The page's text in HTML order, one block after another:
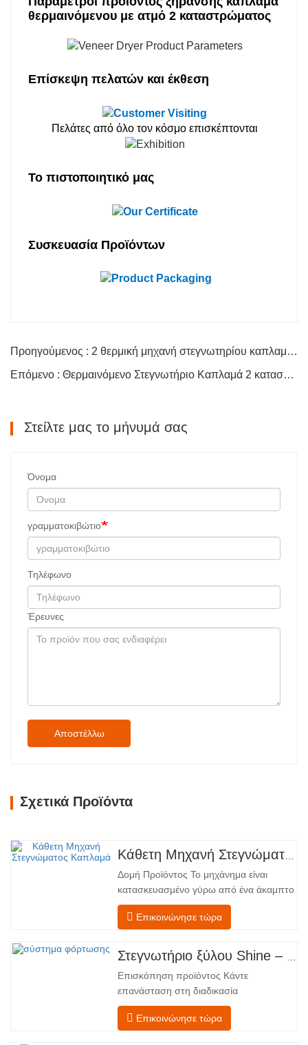
θερμαινόμενου με ατμό 2 καταστρώματος
Επίσκεψη πελατών και έκθεση
Πελάτες από όλο τον κόσμο επισκέπτονται
Το πιστοποιητικό μας
Συσκευασία Προϊόντων
Προηγούμενος : 2 θερμική μηχανή στεγνωτηρίου καπλαμά θερμού πετρελαίου καταστρώματος
Επόμενο : Θερμαινόμενο Στεγνωτήριο Καπλαμά 2 καταστρωμάτων
Στείλτε μας το μήνυμά σας
Όνομα
γραμματοκιβώτιο
Τηλέφωνο
Έρευνες
Αποστέλλω
Σχετικά Προϊόντα
Κάθετη Μηχανή Στεγνώματος Καπλαμά
Δομή Προϊόντος Το μηχάνημα είναι
κατασκευασμένο γύρω από ένα άκαμπτο
χαλύβδινο πλαίσιο που υποστηρίζει
τέσσερις ενσωματωμένες λειτουργικές
από την τροφοδοσία έως την
εκφόρτωση. Τμήμα Τροφοδοσίας –
Εξοπλισμένο με έναν μεταφορέα
τροφοδοσίας και έναν μηχανισμό…
Επικοινώνησε τώρα
Στεγνωτήριο ξύλου Shine – Πλήρες πρότυπο μεταφόρτωσης προϊόντος
Επισκόπηση προϊόντος Κάντε
επανάσταση στη διαδικασία
στεγνώματος του καπλαμά σας με την
προηγμένη τεχνολογία Shenghuai Ο
Επικοινώνησε τώρα